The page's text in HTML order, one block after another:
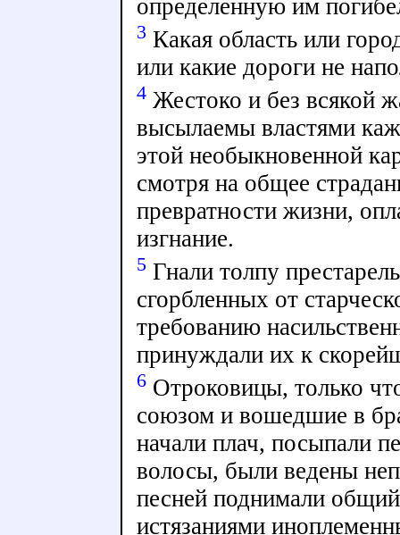
определенную им
3 Какая область или
или какие дороги не
4Жестоко и без всякой
высылаемы властями
этой необыкновенной
смотря на общее
превратности жизни,
изгнание.
5Гнали толпу
сгорбленных от
требованию
принуждали их к
6Отроковицы, только
союзом и вошедшие в
начали плач, посыпали
волосы, были ведены
песней поднимали
истязаниями